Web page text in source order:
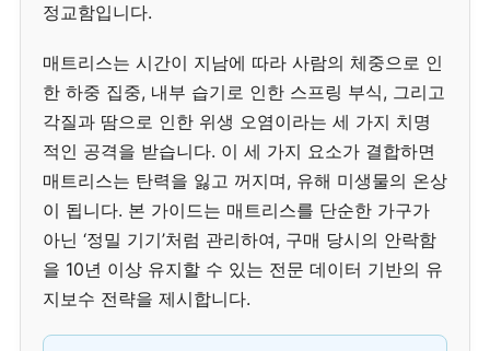
정교함입니다.
매트리스는 시간이 지남에 따라 사람의 체중으로 인
한 하중 집중, 내부 습기로 인한 스프링 부식, 그리고
각질과 땀으로 인한 위생 오염이라는 세 가지 치명
적인 공격을 받습니다. 이 세 가지 요소가 결합하면
매트리스는 탄력을 잃고 꺼지며, 유해 미생물의 온상
이 됩니다. 본 가이드는 매트리스를 단순한 가구가
아닌 ‘정밀 기기’처럼 관리하여, 구매 당시의 안락함
을 10년 이상 유지할 수 있는 전문 데이터 기반의 유
지보수 전략을 제시합니다.